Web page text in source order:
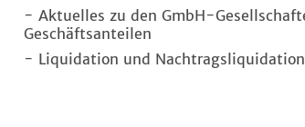
- Aktuelles zu den GmbH-
Geschäftsanteilen
- Liquidation und Nachtragsliquidation